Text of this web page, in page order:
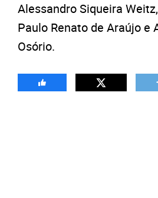
Alessandro Siqueira
Paulo Renato de Araújo e
Osório.